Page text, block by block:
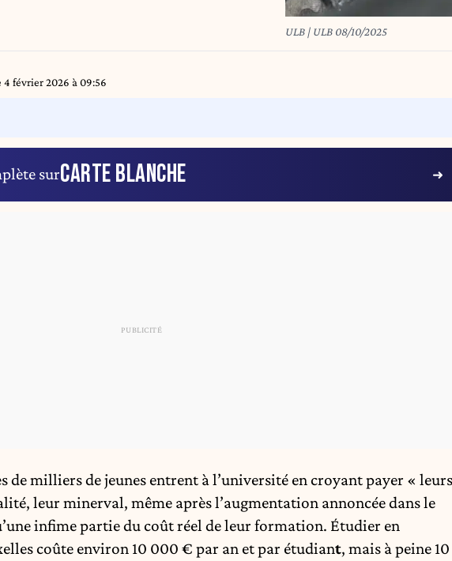
ULB | ULB 08/10/2025
4 février 2026 à 09:56
surCARTE BLANCHE
de milliers de jeunes entrent à l’université en croyant payer « leurs
leur minerval, même après l’augmentation annoncée dans le
infime partie du coût réel de leur formation. Étudier en
coûte environ 10 000 € par an et par étudiant, mais à peine 10